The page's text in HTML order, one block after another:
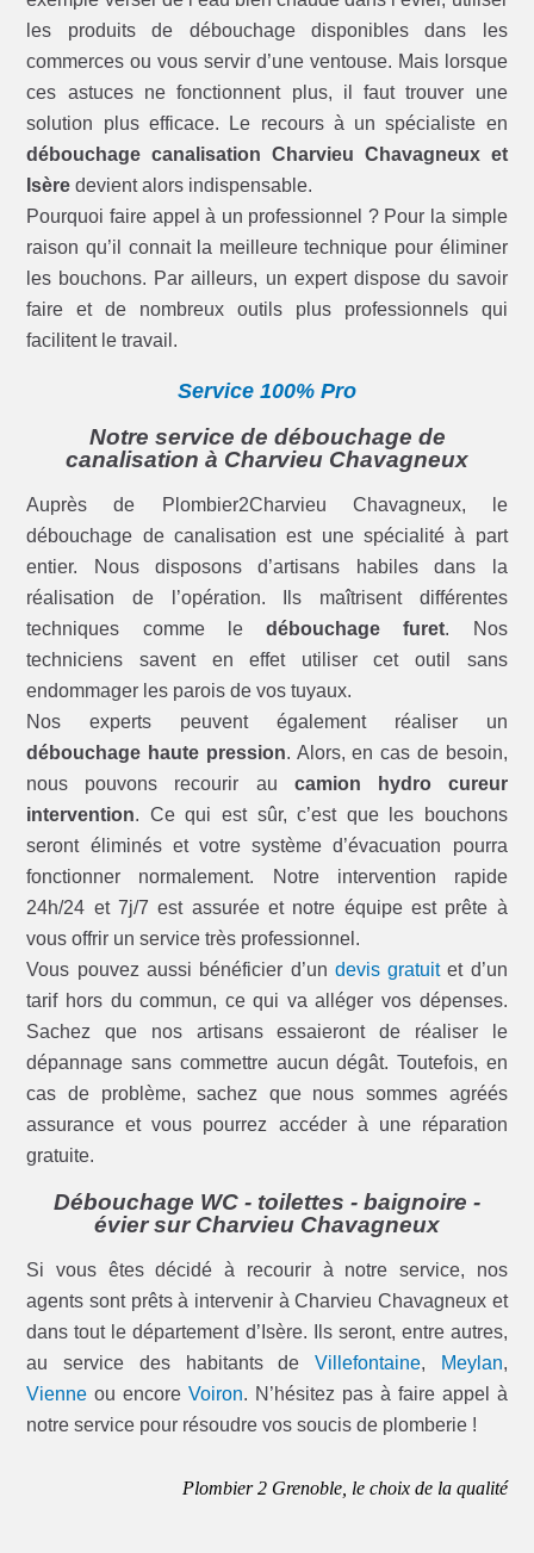
les produits de débouchage disponibles dans les
commerces ou vous servir d’une ventouse. Mais lorsque
ces astuces ne fonctionnent plus, il faut trouver une
solution plus efficace. Le recours à un spécialiste en
débouchage canalisation Charvieu Chavagneux et
Isère devient alors indispensable.
Pourquoi faire appel à un professionnel ? Pour la simple
raison qu’il connait la meilleure technique pour éliminer
les bouchons. Par ailleurs, un expert dispose du savoir
faire et de nombreux outils plus professionnels qui
facilitent le travail.
Service 100% Pro
Notre service de débouchage de
canalisation à Charvieu Chavagneux
Auprès de Plombier2Charvieu Chavagneux, le
débouchage de canalisation est une spécialité à part
entier. Nous disposons d’artisans habiles dans la
réalisation de l’opération. Ils maîtrisent différentes
techniques comme ledébouchage furet. Nos
techniciens savent en effet utiliser cet outil sans
endommager les parois de vos tuyaux.
Nos experts peuvent également réaliser un
débouchage haute pression. Alors, en cas de besoin,
nous pouvons recourir au camion hydro cureur
intervention. Ce qui est sûr, c’est que les bouchons
seront éliminés et votre système d’évacuation pourra
fonctionner normalement. Notre intervention rapide
24h/24 et 7j/7 est assurée et notre équipe est prête à
vous offrir un service très professionnel.
Vous pouvez aussi bénéficier d’un devis gratuitet d’un
tarif hors du commun, ce qui va alléger vos dépenses.
Sachez que nos artisans essaieront de réaliser le
dépannage sans commettre aucun dégât. Toutefois, en
cas de problème, sachez que nous sommes agréés
assurance et vous pourrez accéder à une réparation
gratuite.
Débouchage WC - toilettes - baignoire -
évier sur Charvieu Chavagneux
Si vous êtes décidé à recourir à notre service, nos
agents sont prêts à intervenir à Charvieu Chavagneux et
dans tout le département d’Isère. Ils seront, entre autres,
au service des habitants de Villefontaine, Meylan,
Vienne ou encoreVoiron. N’hésitez pas à faire appel à
notre service pour résoudre vos soucis de plomberie !
Plombier 2 Grenoble, le choix de la qualité